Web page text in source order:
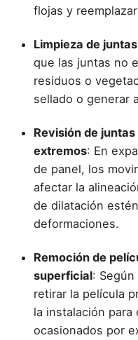
flojas y
Limpieza de
que las juntas no
residuos o
sellado o generar
Revisión de
extremos: En
de panel, los
afectar la
de dilatación
deformaciones.
Remoción de
superficial:
retirar la película
la instalación
ocasionados por